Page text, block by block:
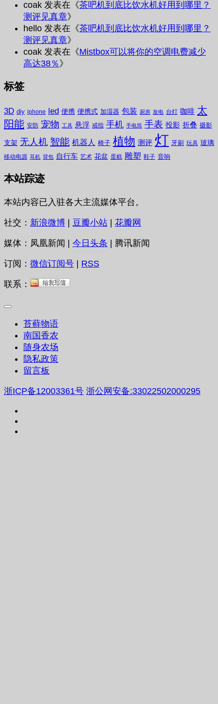
coak 发表在《茶吧机到底比饮水机好用到哪里？
测评见真章》
hello 发表在《茶吧机到底比饮水机好用到哪里？
测评见真章》
coak 发表在《Mistbox可以将你的空调电费减少
高达38％ 》
标签
3D diy iphone led 便携 便携式 加湿器 包装 厨房 发电 台灯 咖啡 太
阳能 安防 宠物 工具 悬浮 戒指 手机 手电筒 手表 投影 折叠 摄影
支架 无人机 智能 机器人 椅子 植物 测评 灯 牙刷 玩具 玻璃
移动电源 耳机 背包 自行车 艺术 花盆 蛋糕 雕塑 鞋子 音响
本站踪迹
本站内容已入驻各大主流媒体平台。
社交： 新浪微博 | 豆瓣小站 | 花瓣网
媒体：凤凰新闻 | 今日头条 | 腾讯新闻
订阅： 微信订阅号 | RSS
联系：
苔藓物语
南国香农
随身农场
隐私政策
留言板
浙ICP备12003361号 浙公网安备:33022502000295